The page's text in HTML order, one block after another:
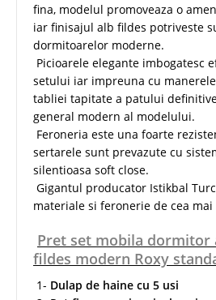
fina, modelul promoveaza o
iar finisajul alb fildes potriveste
dormitoarelor moderne.
Picioarele elegante imbogatesc
setului iar impreuna cu
tabliei tapitate a patului
general modern al modelului.
Feroneria este una foarte
sertarele sunt prevazute cu
silentioasa soft close.
Gigantul producator Istikbal
materiale si feronerie de cea
Pret set mobila dormitor
fildes modern Roxy
1- Dulap de haine cu 5 usi